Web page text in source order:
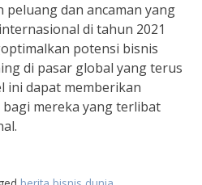
dan ancaman yang
di tahun 2021
potensi bisnis
di pasar global yang terus
ini dapat memberikan
mereka yang terlibat